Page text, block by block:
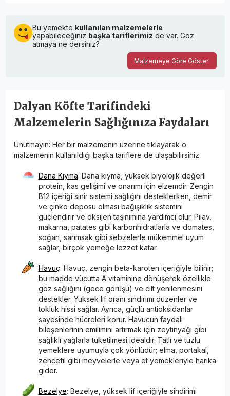
Bu yemekte kullanılan malzemelerle
yapabileceğiniz başka tariflerimiz de var. Göz
atmaya ne dersiniz?
Malzemeye Göre Göster!
Dalyan Köfte Tarifindeki
Malzemelerin Sağlığınıza Faydaları
Unutmayın: Her bir malzemenin üzerine tıklayarak o
malzemenin kullanıldığı başka tariflere de ulaşabilirsiniz.
Dana Kıyma: Dana kıyma, yüksek biyolojik değerli
protein, kas gelişimi ve onarımı için elzemdir. Zengin
B12 içeriği sinir sistemi sağlığını desteklerken, demir
ve çinko deposu olması bağışıklık sistemini
güçlendirir ve oksijen taşınımına yardımcı olur. Pilav,
makarna, patates gibi karbonhidratlarla ve domates,
soğan, sarımsak gibi sebzelerle mükemmel uyum
sağlar, birçok yemeğe lezzet katar.
Havuç: Havuç, zengin beta-karoten içeriğiyle bilinir;
bu madde vücutta A vitaminine dönüşerek özellikle
göz sağlığını (gece görüşü) ve cilt yenilenmesini
destekler. Yüksek lif oranı sindirimi düzenler ve
tokluk hissi sağlar. Ayrıca, güçlü antioksidanlar
sayesinde hücreleri korur. Havucun faydalı
bileşenlerinin emilimini artırmak için zeytinyağı gibi
sağlıklı yağlarla tüketilmesi idealdir. Tatlı ve tuzlu
yemeklere uyumuyla çok yönlüdür; elma, portakal,
zencefil gibi meyvelerle veya et yemekleriyle harika
gider.
Bezelye: Bezelye, yüksek lif içeriğiyle sindirimi